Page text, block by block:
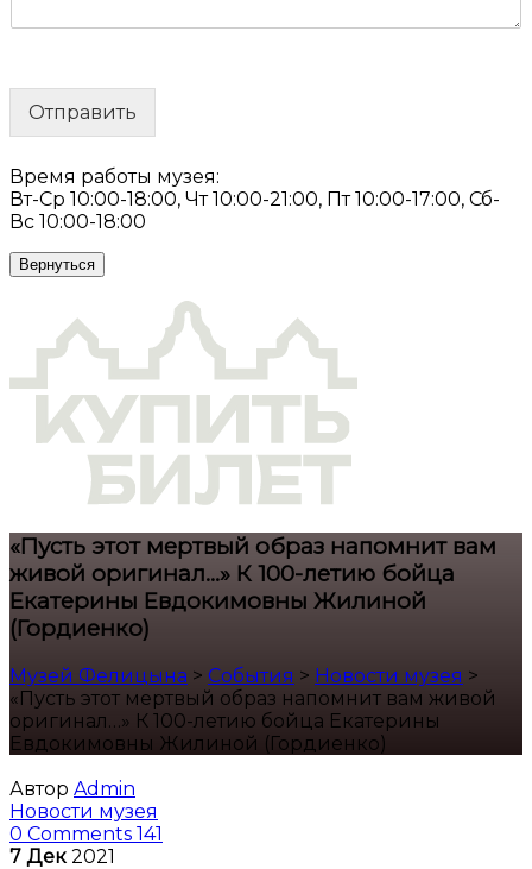
Отправить
Время работы музея:
Вт-Ср 10:00-18:00, Чт 10:00-21:00, Пт 10:00-17:00, Сб-
Вс 10:00-18:00
Вернуться
«Пусть этот мертвый образ напомнит вам
живой оригинал…» К 100-летию бойца
Екатерины Евдокимовны Жилиной
(Гордиенко)
Музей Фелицына > События > Новости музея >
«Пусть этот мертвый образ напомнит вам живой
оригинал…» К 100-летию бойца Екатерины
Евдокимовны Жилиной (Гордиенко)
Автор Admin
Новости музея
0 Comments 141
7 Дек 2021